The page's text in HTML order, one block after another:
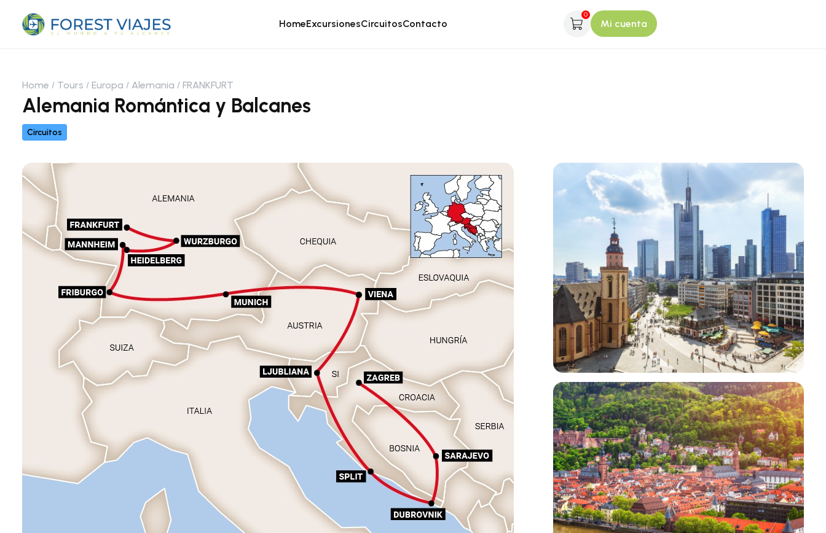
HomeExcursionesCircuitosContacto
0
Mi cuenta
Home Tours Europa Alemania FRANKFURT
Alemania Romántica y Balcanes
Circuitos